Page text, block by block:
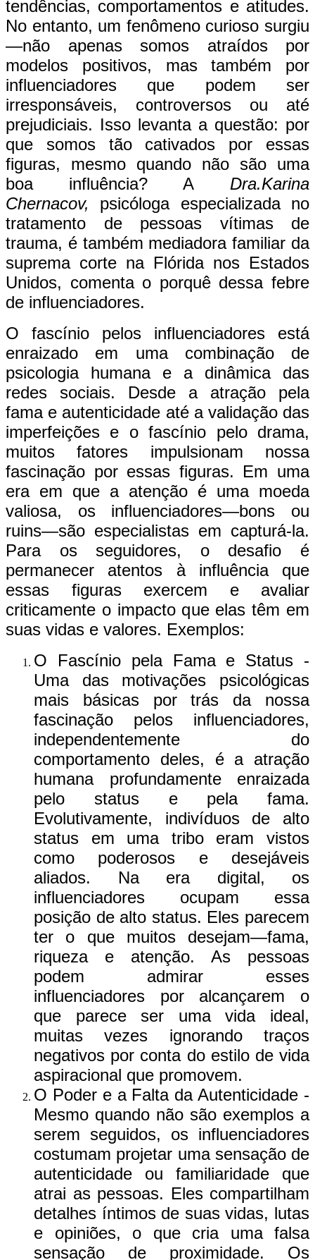
tendências, comportamentos e atitudes.
No entanto, um fenômeno curioso surgiu
—não apenas somos atraídos por
modelos positivos, mas também por
influenciadores que podem ser
irresponsáveis, controversos ou até
prejudiciais. Isso levanta a questão: por
que somos tão cativados por essas
figuras, mesmo quando não são uma
boa influência? A Dra.Karina
Chernacov,
psicóloga especializada no
tratamento de pessoas vítimas de
trauma, é também mediadora familiar da
suprema corte na Flórida nos Estados
Unidos, comenta o porquê dessa febre
de influenciadores.
O fascínio pelos influenciadores está
enraizado em uma combinação de
psicologia humana e a dinâmica das
redes sociais. Desde a atração pela
fama e autenticidade até a validação das
imperfeições e o fascínio pelo drama,
muitos fatores impulsionam nossa
fascinação por essas figuras. Em uma
era em que a atenção é uma moeda
valiosa, os influenciadores—bons ou
ruins—são especialistas em capturá-la.
Para os seguidores, o desafio é
permanecer atentos à influência que
essas figuras exercem e avaliar
criticamente o impacto que elas têm em
suas vidas e valores. Exemplos:
O Fascínio pela Fama e Status -
Uma das motivações psicológicas
mais básicas por trás da nossa
fascinação pelos influenciadores,
independentemente do
comportamento deles, é a atração
humana profundamente enraizada
pelo status e pela fama.
Evolutivamente, indivíduos de alto
status em uma tribo eram vistos
como poderosos e desejáveis
aliados. Na era digital, os
influenciadores ocupam essa
posição de alto status. Eles parecem
ter o que muitos desejam—fama,
riqueza e atenção. As pessoas
podem admirar esses
influenciadores por alcançarem o
que parece ser uma vida ideal,
muitas vezes ignorando traços
negativos por conta do estilo de vida
aspiracional que promovem.
O Poder e a Falta da Autenticidade -
Mesmo quando não são exemplos a
serem seguidos, os influenciadores
costumam projetar uma sensação de
autenticidade ou familiaridade que
atrai as pessoas. Eles compartilham
detalhes íntimos de suas vidas, lutas
e opiniões, o que cria uma falsa
sensação de proximidade. Os